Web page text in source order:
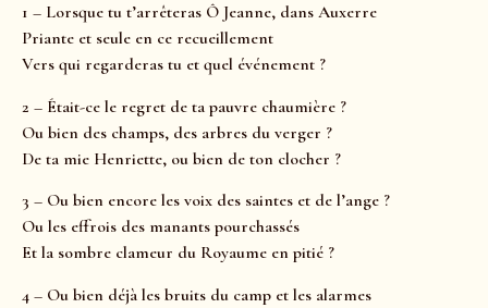
1 – Lorsque tu t’arrêteras Ô Jeanne, dans Auxerre
Priante et seule en ce recueillement
Vers qui regarderas tu et quel événement ?
2 – Était-ce le regret de ta pauvre chaumière ?
Ou bien des champs, des arbres du verger ?
De ta mie Henriette, ou bien de ton clocher ?
3 – Ou bien encore les voix des saintes et de l’ange ?
Ou les effrois des manants pourchassés
Et la sombre clameur du Royaume en pitié ?
4 – Ou bien déjà les bruits du camp et les alarmes